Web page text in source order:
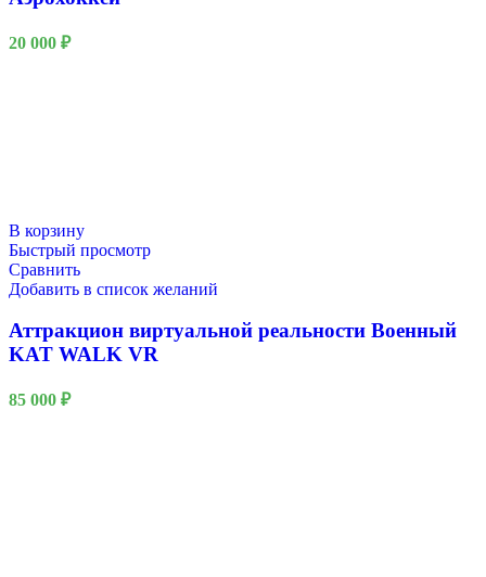
20 000 ₽
В корзину
Быстрый просмотр
Сравнить
Добавить в список желаний
Аттракцион виртуальной реальности Военный
KAT WALK VR
85 000 ₽